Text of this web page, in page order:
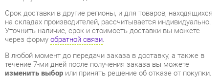
В любой момент до передачи заказа в доставку, а также в
течение 7-ми дней после получения заказа вы можете
изменить выборили принять решение об отказе от покупки.
Несмотря на качественную упаковку, готовые комплекты
могут быть повреждены при транспортировке. Если Вы
заметили дефект при приёме - мы заменим поврежденную
деталь.Повторная доставкатовара -бесплатна.